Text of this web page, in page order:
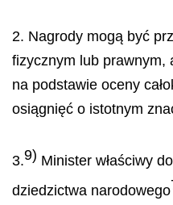
2. Nagrody mogą być
fizycznym lub prawnym,
na podstawie oceny
osiągnięć o istotnym
3.9) Minister właściwy
dziedzictwa narodowego